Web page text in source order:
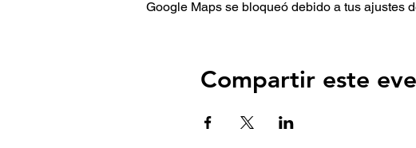
Google Maps se bloqueó debido a tus ajustes
Compartir este